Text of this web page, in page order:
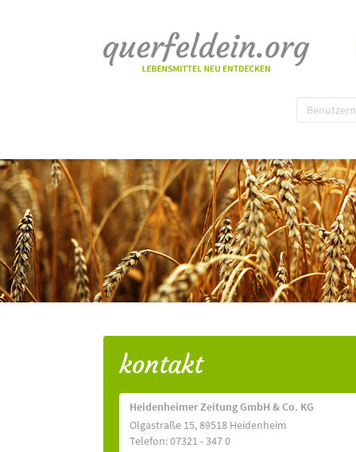
kontakt
Heidenheimer Zeitung GmbH & Co. KG
Olgastraße 15, 89518 Heidenheim
Telefon: 07321 - 347 0